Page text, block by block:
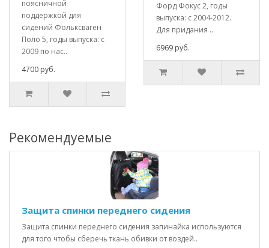
поясничной
поддержкой для
сидений Фольксваген
Поло 5, годы выпуска: c
2009 по нас..
4700 руб.
Форд Фокус 2, годы
выпуска: с 2004-2012.
Для придания ..
6969 руб.
Рекомендуемые
Защита спинки переднего сидения
Защита спинки переднего сидения запинайка используются
для того чтобы сберечь ткань обивки от воздей..